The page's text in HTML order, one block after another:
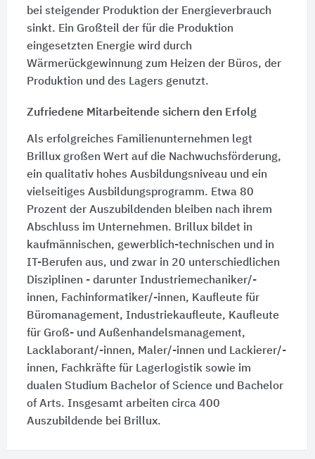
bei steigender Produktion der Energieverbrauch
sinkt. Ein Großteil der für die Produktion
eingesetzten Energie wird durch
Wärmerückgewinnung zum Heizen der Büros, der
Produktion und des Lagers genutzt.
Zufriedene Mitarbeitende sichern den Erfolg
Als erfolgreiches Familienunternehmen legt
Brillux großen Wert auf die Nachwuchsförderung,
ein qualitativ hohes Ausbildungsniveau und ein
vielseitiges Ausbildungsprogramm. Etwa 80
Prozent der Auszubildenden bleiben nach ihrem
Abschluss im Unternehmen. Brillux bildet in
kaufmännischen, gewerblich-technischen und in
IT-Berufen aus, und zwar in 20 unterschiedlichen
Disziplinen - darunter Industriemechaniker/-
innen, Fachinformatiker/-innen, Kaufleute für
Büromanagement, Industriekaufleute, Kaufleute
für Groß- und Außenhandelsmanagement,
Lacklaborant/-innen, Maler/-innen und Lackierer/-
innen, Fachkräfte für Lagerlogistik sowie im
dualen Studium Bachelor of Science und Bachelor
of Arts. Insgesamt arbeiten circa 400
Auszubildende bei Brillux.